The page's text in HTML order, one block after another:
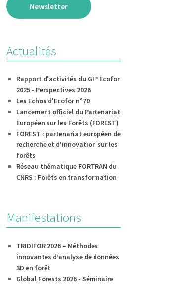
Newsletter
Actualités
Rapport d'activités du GIP Ecofor
2025 - Perspectives 2026
Les Echos d'Ecofor n°70
Lancement officiel du Partenariat
Européen sur les Forêts (FOREST)
FOREST : partenariat européen de
recherche et d'innovation sur les
forêts
Réseau thématique FORTRAN du
CNRS : Forêts en transformation
Manifestations
TRIDIFOR 2026 – Méthodes
innovantes d’analyse de données
3D en forêt
Global Forests 2026 - Séminaire